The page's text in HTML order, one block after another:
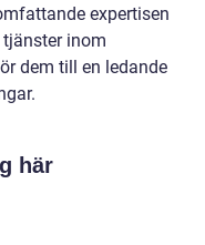
expertisen
tjänster inom
dem till en ledande
här